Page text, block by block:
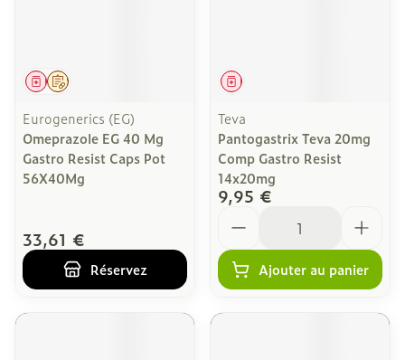
Sur prescription
Médicament
Eurogenerics (EG)
Omeprazole EG 40 Mg
Gastro Resist Caps Pot
56X40Mg
33,61 €
Réservez
Médicament
Teva
Pantogastrix Teva 20mg
Comp Gastro Resist
14x20mg
9,95 €
Ajouter au panier